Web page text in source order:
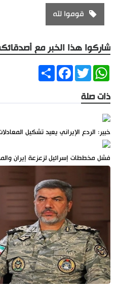
قوموا لله
شاركوا هذا الخبر مع
ShareFacebookTwitter
WhatsApp
ذات صلة
خبير: الردع الإيراني يعيد تشكيل
فشل مخططات إسرائيل لزعزعة إيران